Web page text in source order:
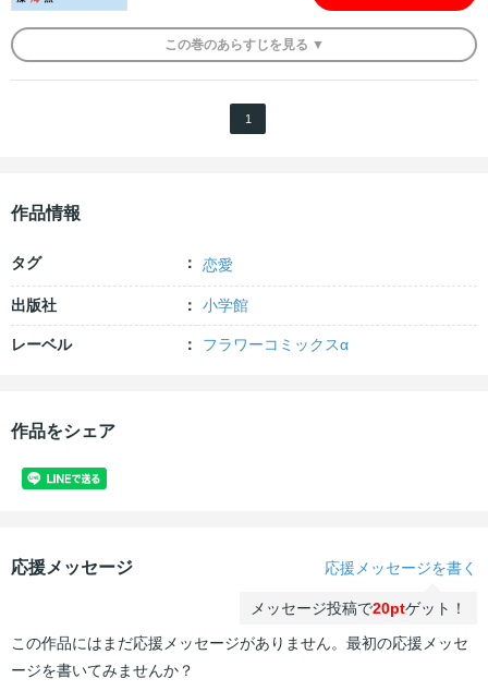
この巻のあらすじを 見る ▼
1
作品情報
タグ 恋愛
出版社 小学館
レーベル フラワーコミックスα
作品をシェア
応援メッセージ 応援メッセージを書く
メッセージ投稿で20ptゲット！
この作品にはまだ応援メッセージがありません。最初の応援メッセ
ージを書いてみませんか？